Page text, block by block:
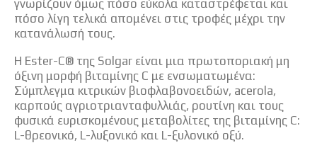
γνωρίζουν όμως πόσο εύκολα καταστρέφεται και
πόσο λίγη τελικά απομένει στις τροφές μέχρι την
κατανάλωσή τους.
Η Ester-C® της Solgar είναι μια πρωτοποριακή μη
όξινη μορφή βιταμίνης C με ενσωματωμένα:
Σύμπλεγμα κιτρικών βιοφλαβονοειδών, acerola,
καρπούς αγριοτριανταφυλλιάς, ρουτίνη και τους
φυσικά ευρισκομένους μεταβολίτες της βιταμίνης C:
L-θρεονικό, L-λυξονικό και L-ξυλονικό οξύ.